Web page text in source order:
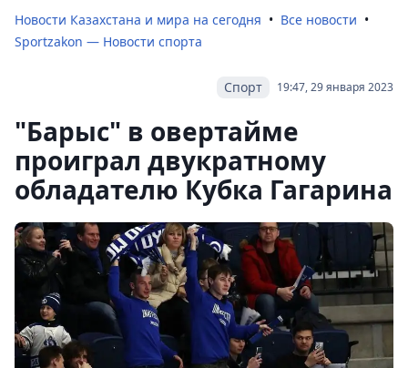
Новости Казахстана и мира на сегодня
Все новости
Sportzakon — Новости спорта
19:47, 29 января 2023
Спорт
"Барыс" в овертайме
проиграл двукратному
обладателю Кубка Гагарина